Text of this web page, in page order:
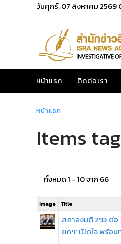
วันศุกร์, 07 สิงหาคม 2569
หน้าแรก ติดต่อเรา
หน้าแรก
Items
ทั้งหมด 1 - 10 จาก 66
Image Title
สภาลงมติ 293 ต่อ
ยกฯ' เปิดใจ พร้อ